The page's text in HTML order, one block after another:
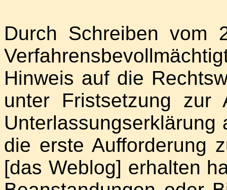
Durch Schreiben vom
Hinweis auf die
unter Fristsetzung zur
die erste Aufforderung
[das Weblog] erhalten